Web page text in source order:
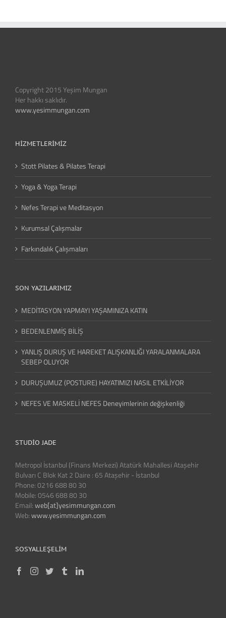
Copyright 2015 Yeşim Mungan
Her hakkı saklıdır.
www.yesimmungan.com
HIZMETLERIMIZ
Stott Pilates & Pilates Terapi
Yoga & Yoga Terapi
Nefes Terapi ve Meditasyon
Kurumsal Çalışmalar
Farkındalık Çalışmaları
SON YAZILARIMIZ
MEDİTASYON YAPMAYI YAŞAMINIZA KATIN
BEDENLENMİŞ BİLİŞ
YANLIŞ DURUŞ VE HAREKET ALIŞKANLIĞI YARALANMALARA
SEBEP OLUYOR
DURUŞUMUZ (POSTURE) HAYATIMIZI NASIL ETKİLİYOR
NEFES VE MASKELİ NEFES Deneyimlerinin değişkenliği
STUDIO JADE
Metropol İstanbul (Finans Merkezi) Atatürk Mahallesi Ataşehir
Bulvarı C Blok Kat 2 Daire : 65 Ataşehir - İstanbul
Phone: 0216 688 80 30
Mobile: 0546 688 80 30
Email:web[at]yesimmungan.com
Web:www.yesimmungan.com
SOSYALLEŞELIM